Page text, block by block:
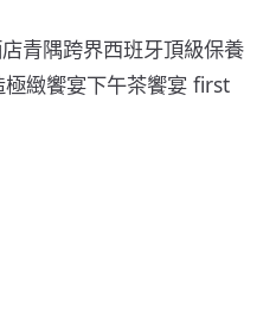
青隅跨界西班牙頂級保養
緻饗宴下午茶饗宴first